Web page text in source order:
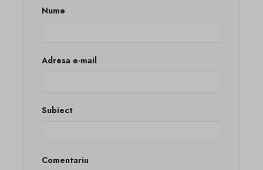
Nume
Adresa e-mail
Subiect
Comentariu